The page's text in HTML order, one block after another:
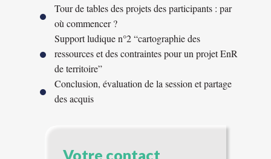
Tour de tables des projets des participants : par
où commencer ?
Support ludique n°2 “cartographie des
ressources et des contraintes pour un projet EnR
de territoire”
Conclusion, évaluation de la session et partage
des acquis
Votre contact